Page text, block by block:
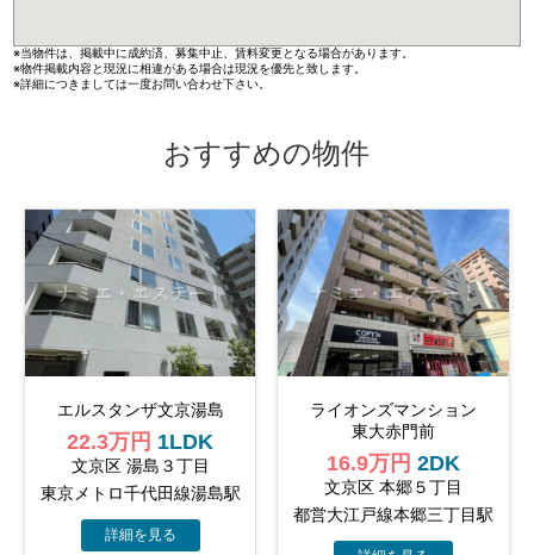
※当物件は、掲載中に成約済、募集中止、賃料変更となる場合があります。
※物件掲載内容と現況に相違がある場合は現況を優先と致します。
※詳細につきましては一度お問い合わせ下さい。
おすすめの物件
エルスタンザ文京湯島
22.3万円 1LDK
文京区 湯島３丁目
東京メトロ千代田線湯島駅
ライオンズマンション
東大赤門前
16.9万円2DK
文京区 本郷５丁目
都営大江戸線本郷三丁目駅